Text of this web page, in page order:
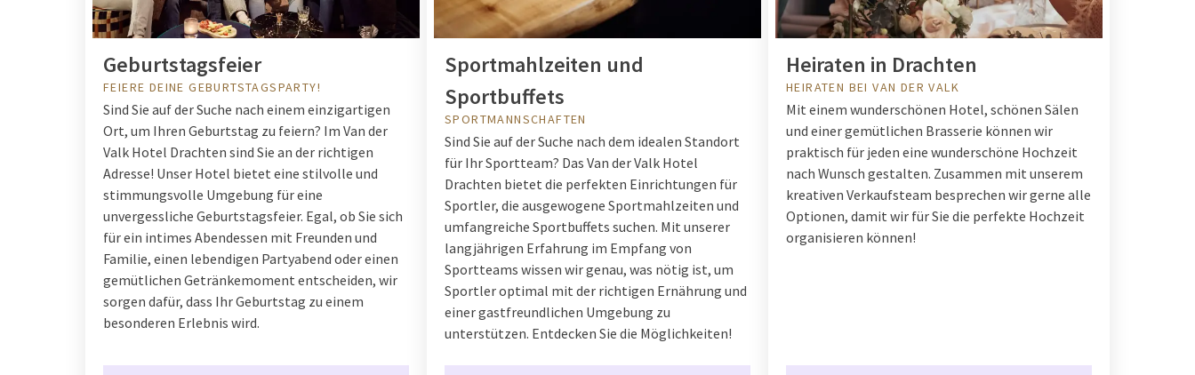
Geburtstagsfeier
FEIERE DEINE GEBURTSTAGSPARTY!
Sind Sie auf der Suche nach einem einzigartigen
Ort, um Ihren Geburtstag zu feiern? Im Van der
Valk Hotel Drachten sind Sie an der richtigen
Adresse! Unser Hotel bietet eine stilvolle und
stimmungsvolle Umgebung für eine
unvergessliche Geburtstagsfeier. Egal, ob Sie sich
für ein intimes Abendessen mit Freunden und
Familie, einen lebendigen Partyabend oder einen
gemütlichen Getränkemoment entscheiden, wir
sorgen dafür, dass Ihr Geburtstag zu einem
besonderen Erlebnis wird.
Sportmahlzeiten und
Sportbuffets
SPORTMANNSCHAFTEN
Sind Sie auf der Suche nach dem idealen Standort
für Ihr Sportteam? Das Van der Valk Hotel
Drachten bietet die perfekten Einrichtungen für
Sportler, die ausgewogene Sportmahlzeiten und
umfangreiche Sportbuffets suchen. Mit unserer
langjährigen Erfahrung im Empfang von
Sportteams wissen wir genau, was nötig ist, um
Sportler optimal mit der richtigen Ernährung und
einer gastfreundlichen Umgebung zu
unterstützen. Entdecken Sie die Möglichkeiten!
Heiraten in Drachten
HEIRATEN BEI VAN DER VALK
Mit einem wunderschönen Hotel, schönen Sälen
und einer gemütlichen Brasserie können wir
praktisch für jeden eine wunderschöne Hochzeit
nach Wunsch gestalten. Zusammen mit unserem
kreativen Verkaufsteam besprechen wir gerne alle
Optionen, damit wir für Sie die perfekte Hochzeit
organisieren können!